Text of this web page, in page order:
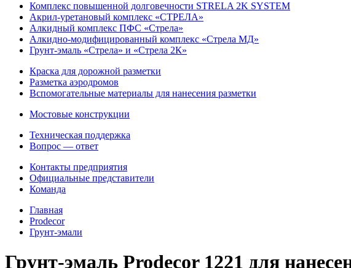
Комплекс повышенной долговечности STRELA 2K SYSTEM
Акрил-уретановый комплекс «СТРЕЛА»
Алкидный комплекс ПФС «Стрела»
Алкидно-модифицированный комплекс «Стрела МД»
Грунт-эмаль «Стрела» и «Стрела 2К»
Краска для дорожной разметки
Разметка аэродромов
Вспомогательные материалы для нанесения разметки
Мостовые конструкции
Техническая поддержка
Вопрос — ответ
Контакты предприятия
Официальные представители
Команда
Главная
Prodecor
Грунт-эмали
Грунт-эмаль Prodecor 1221 для